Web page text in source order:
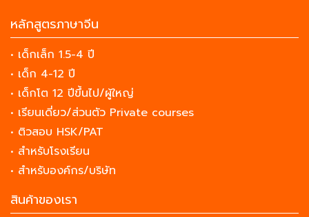
หลักสูตรภาษาจีน
• เด็กเล็ก 1.5-4 ปี
• เด็ก 4-12 ปี
• เด็กโต 12 ปีขึ้นไป/ผู้ใหญ่
• เรียนเดี่ยว/ส่วนตัว Private courses
• ติวสอบ HSK/PAT
• สำหรับโรงเรียน
• สำหรับองค์กร/บริษัท
สินค้าของเรา